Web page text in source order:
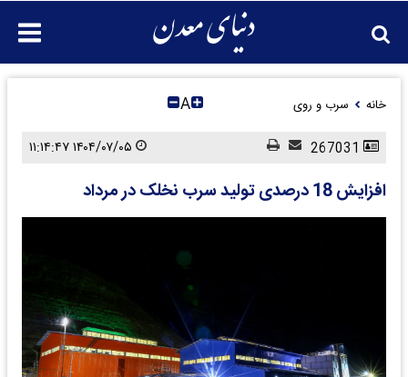
خانه سرب و روی A
افزایش 18 درصدی تولید سرب نخلک در مرداد